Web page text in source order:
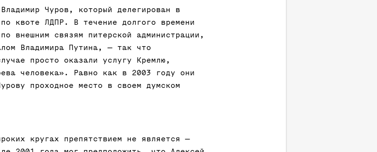
Чуров, который делегирован в
квоте ЛДПР. В течение долгого времени
внешним связям питерской администрации,
Владимира Путина, — так что
просто оказали услугу Кремлю,
человека». Равно как в 2003 году они
проходное место в своем думском
кругах препятствием не является —